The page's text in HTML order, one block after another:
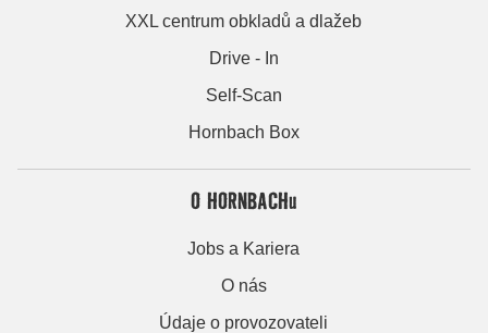
XXL centrum obkladů a dlažeb
Drive - In
Self-Scan
Hornbach Box
O HORNBACHu
Jobs a Kariera
O nás
Údaje o provozovateli